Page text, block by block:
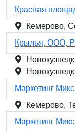
Красная
Кемерово,
Крылья, ООО,
Маркетинг
Кемерово,
Маркетинг